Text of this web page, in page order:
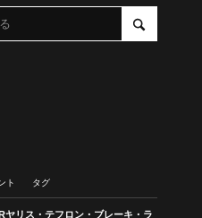
ト タグ
ヤリス・テフロン・ブレーキ・ラ